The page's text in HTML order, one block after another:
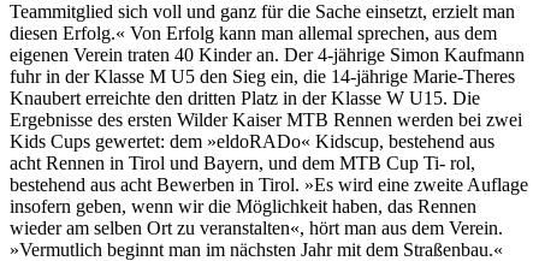
Teammitglied sich voll und ganz für die Sache einsetzt, erzielt man
diesen Erfolg.« Von Erfolg kann man allemal sprechen, aus dem
eigenen Verein traten 40 Kinder an. Der 4-jährige Simon Kaufmann
fuhr in der Klasse M U5 den Sieg ein, die 14-jährige Marie-Theres
Knaubert erreichte den dritten Platz in der Klasse W U15. Die
Ergebnisse des ersten Wilder Kaiser MTB Rennen werden bei zwei
Kids Cups gewertet: dem »eldoRADo« Kidscup, bestehend aus
acht Rennen in Tirol und Bayern, und dem MTB Cup Ti- rol,
bestehend aus acht Bewerben in Tirol. »Es wird eine zweite Auflage
insofern geben, wenn wir die Möglichkeit haben, das Rennen
wieder am selben Ort zu veranstalten«, hört man aus dem Verein.
»Vermutlich beginnt man im nächsten Jahr mit dem Straßenbau.«